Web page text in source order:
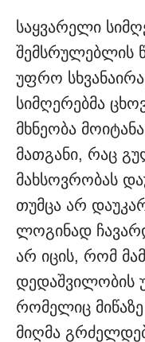
საყვარელი
შემსრულებლის
უფრო
სიმღერებმა
მხნეობა
მათგანი, რაც
მახსოვრობას
თუმცა არ
ლოგინად
არ იცის, რომ
დედაშვილობის
რომელიც
მიღმა